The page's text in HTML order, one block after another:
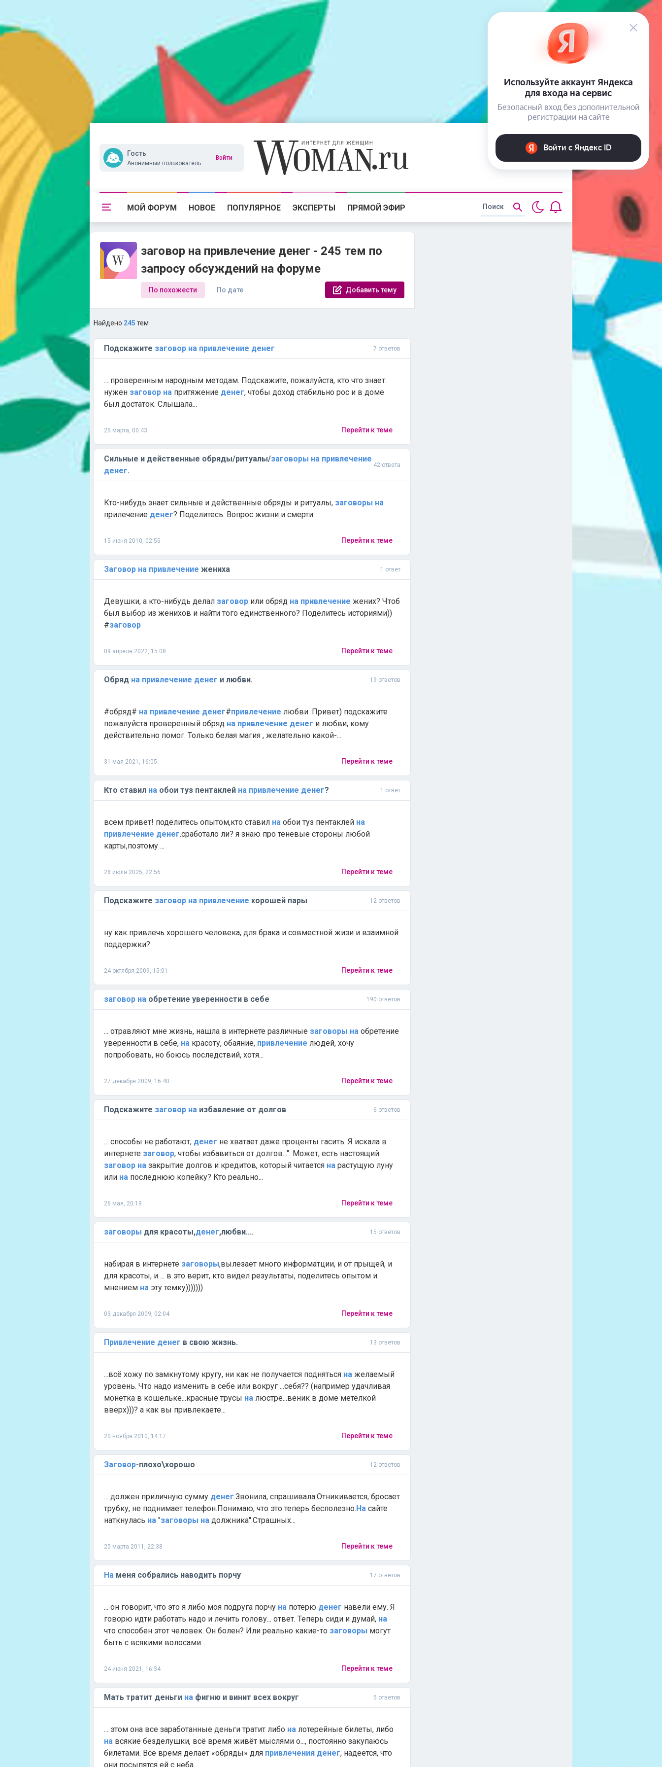
Гость
Анонимный пользователь
Войти
МОЙ ФОРУМ НОВОЕ ПОПУЛЯРНОЕ ЭКСПЕРТЫ ПРЯМОЙ ЭФИР
заговор на привлечение денег - 245 тем по
запросу обсуждений на форуме
По похожести По дате Добавить тему
Найдено 245 тем
Подскажите заговор на привлечение денег 7 ответов
... проверенным народным методам. Подскажите, пожалуйста, кто что знает:
нужен заговор на притяжение денег, чтобы доход стабильно рос и в доме
был достаток. Слышала...
25 марта, 00:43 Перейти к теме
Сильные и действенные обряды/ритуалы/заговоры на привлечение
денег.
42 ответа
Кто-нибудь знает сильные и действенные обряды и ритуалы, заговоры на
прилечение денег? Поделитесь. Вопрос жизни и смерти
15 июня 2010, 02:55 Перейти к теме
Заговор на привлечение жениха 1 ответ
Девушки, а кто-нибудь делал заговор или обряд на привлечение жених? Чтоб
был выбор из женихов и найти того единственного? Поделитесь историями))
#заговор
09 апреля 2022, 15:08 Перейти к теме
Обряд на привлечение денег и любви. 19 ответов
#обряд# на привлечение денег#привлечение любви. Привет) подскажите
пожалуйста проверенный обряд на привлечение денег и любви, кому
действительно помог. Только белая магия , желательно какой-...
31 мая 2021, 16:05 Перейти к теме
Кто ставил на обои туз пентаклей на привлечение денег? 1 ответ
всем привет! поделитесь опытом,кто ставил на обои туз пентаклей на
привлечение денег.сработало ли? я знаю про теневые стороны любой
карты,поэтому ...
28 июля 2025, 22:56 Перейти к теме
Подскажите заговор на привлечение хорошей пары 12 ответов
ну как привлечь хорошего человека, для брака и совместной жизи и взаимной
поддержки?
24 октября 2009, 15:01 Перейти к теме
заговор на обретение уверенности в себе 190 ответов
... отравляют мне жизнь, нашла в интернете различные заговоры на обретение
уверенности в себе, на красоту, обаяние, привлечение людей, хочу
попробовать, но боюсь последствий, хотя...
27 декабря 2009, 16:40 Перейти к теме
Подскажите заговор на избавление от долгов 6 ответов
... способы не работают, денег не хватает даже проценты гасить. Я искала в
интернете заговор, чтобы избавиться от долгов...". Может, есть настоящий
заговор на закрытие долгов и кредитов, который читается на растущую луну
или на последнюю копейку? Кто реально...
26 мая, 20:19 Перейти к теме
заговоры для красоты,денег,любви.... 15 ответов
набирая в интернете заговоры,вылезает много информатции, и от прыщей, и
для красоты, и ... в это верит, кто видел результаты, поделитесь опытом и
мнением на эту темку)))))))
03 декабря 2009, 02:04 Перейти к теме
Привлечение денег в свою жизнь. 13 ответов
...всё хожу по замкнутому кругу, ни как не получается подняться на желаемый
уровень. Что надо изменить в себе или вокруг ...себя?? (например удачливая
монетка в кошельке...красные трусы на люстре...веник в доме метёлкой
вверх)))? а как вы привлекаете...
20 ноября 2010, 14:17 Перейти к теме
Заговор-плохо\хорошо 12 ответов
... должен приличную сумму денег.Звонила, спрашивала.Отникивается, бросает
трубку, не поднимает телефон.Понимаю, что это теперь бесполезно.На сайте
наткнулась на "заговоры на должника".Страшных...
25 марта 2011, 22:38 Перейти к теме
На меня собрались наводить порчу 17 ответов
... он говорит, что это я либо моя подруга порчу на потерю денег навели ему. Я
говорю идти работать надо и лечить голову... ответ. Теперь сиди и думай, на
что способен этот человек. Он болен? Или реально какие-то заговоры могут
быть с всякими волосами...
24 июня 2021, 16:34 Перейти к теме
Мать тратит деньги на фигню и винит всех вокруг 5 ответов
... этом она все заработанные деньги тратит либо на лотерейные билеты, либо
на всякие безделушки, всё время живёт мыслями о..., постоянно закупаюсь
билетами. Всё время делает «обряды» для привлечения денег, надеется, что
они посыпятся ей с неба.